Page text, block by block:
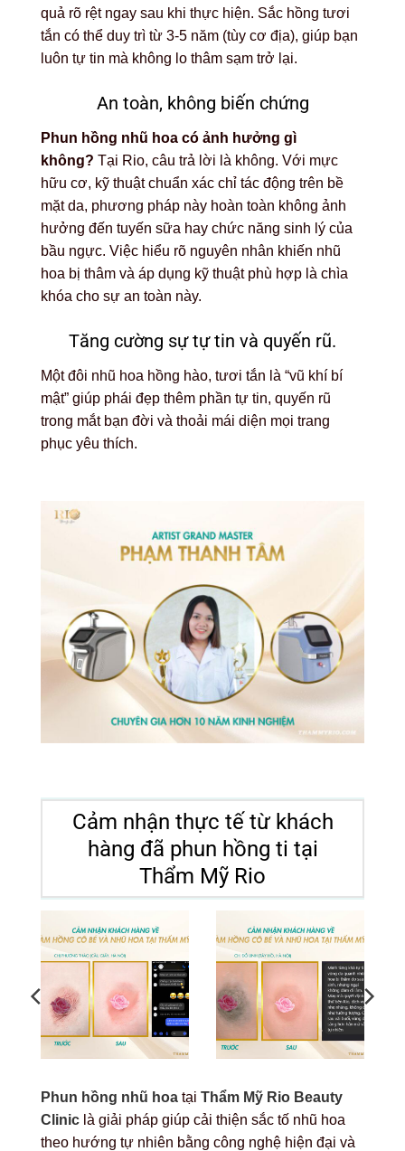
quả rõ rệt ngay sau khi thực hiện. Sắc hồng tươi
tắn có thể duy trì từ 3-5 năm (tùy cơ địa), giúp bạn
luôn tự tin mà không lo thâm sạm trở lại.
An toàn, không biến chứng
Phun hồng nhũ hoa có ảnh hưởng gì
không? Tại Rio, câu trả lời là không. Với mực
hữu cơ, kỹ thuật chuẩn xác chỉ tác động trên bề
mặt da, phương pháp này hoàn toàn không ảnh
hưởng đến tuyến sữa hay chức năng sinh lý của
bầu ngực. Việc hiểu rõ nguyên nhân khiến nhũ
hoa bị thâm và áp dụng kỹ thuật phù hợp là chìa
khóa cho sự an toàn này.
Tăng cường sự tự tin và quyến rũ.
Một đôi nhũ hoa hồng hào, tươi tắn là “vũ khí bí
mật” giúp phái đẹp thêm phần tự tin, quyến rũ
trong mắt bạn đời và thoải mái diện mọi trang
phục yêu thích.
Cảm nhận thực tế từ khách
hàng đã phun hồng ti tại
Thẩm Mỹ Rio
Phun hồng nhũ hoa tại Thẩm Mỹ Rio Beauty
Clinic là giải pháp giúp cải thiện sắc tố nhũ hoa
theo hướng tự nhiên bằng công nghệ hiện đại và